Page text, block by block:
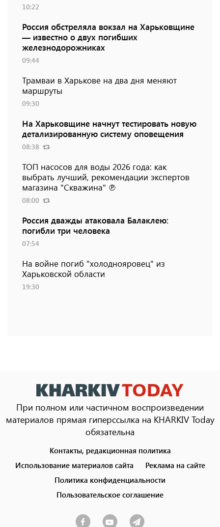
10:22
Россия обстреляла вокзал на Харьковщине
— известно о двух погибших
железнодорожниках
09:44
Трамваи в Харькове на два дня меняют
маршруты
09:30
На Харьковщине начнут тестировать новую
детализированную систему оповещения
08:38
ТОП насосов для воды 2026 года: как
выбрать лучший, рекомендации экспертов
магазина "Скважина" ℗
08:00
Россия дважды атаковала Балаклею:
погибли три человека
07:54
На войне погиб "холоднояровец" из
Харьковской области
19:30
При полном или частичном воспроизведении
материалов прямая гиперссылка на KHARKIV Today
обязательна
menu
Контакты, редакционная политика
Использование материалов сайта
Реклама на сайте
Политика конфиденциальности
Пользовательское соглашение